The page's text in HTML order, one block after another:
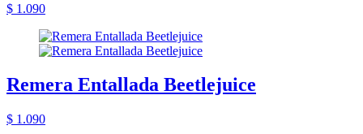
$ 1.090
Remera Entallada Beetlejuice
$ 1.090